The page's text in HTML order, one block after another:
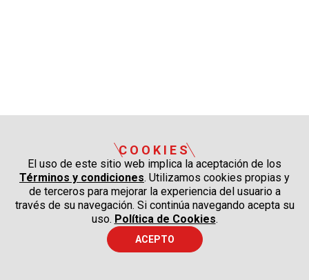
COOKIES
El uso de este sitio web implica la aceptación de los
Términos y condiciones. Utilizamos cookies propias y
de terceros para mejorar la experiencia del usuario a
través de su navegación. Si continúa navegando acepta su
uso. Política de Cookies.
ACEPTO